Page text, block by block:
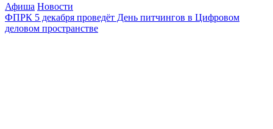
Афиша Новости
ФПРК 5 декабря проведёт День питчингов в Цифровом
деловом пространстве